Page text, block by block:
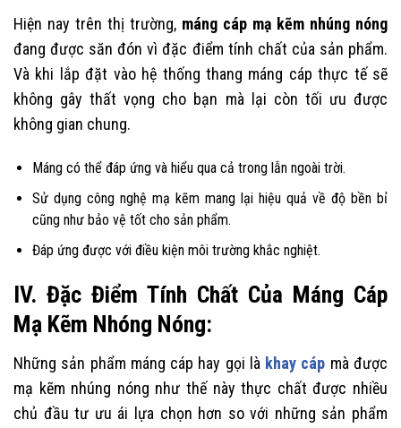
Hiện nay trên thị trường, máng cáp mạ kẽm nhúng nóng
đang được săn đón vì đặc điểm tính chất của sản phẩm.
Và khi lắp đặt vào hệ thống thang máng cáp thực tế sẽ
không gây thất vọng cho bạn mà lại còn tối ưu được
không gian chung.
Máng có thể đáp ứng và hiểu qua cả trong lẫn ngoài trời.
Sử dụng công nghệ mạ kẽm mang lại hiệu quả về độ bền bỉ
cũng như bảo vệ tốt cho sản phẩm.
Đáp ứng được với điều kiện môi trường khắc nghiệt.
IV. Đặc Điểm Tính Chất Của Máng Cáp
Mạ Kẽm Nhóng Nóng:
Những sản phẩm máng cáp hay gọi là khay cáp mà được
mạ kẽm nhúng nóng như thế này thực chất được nhiều
chủ đầu tư ưu ái lựa chọn hơn so với những sản phẩm